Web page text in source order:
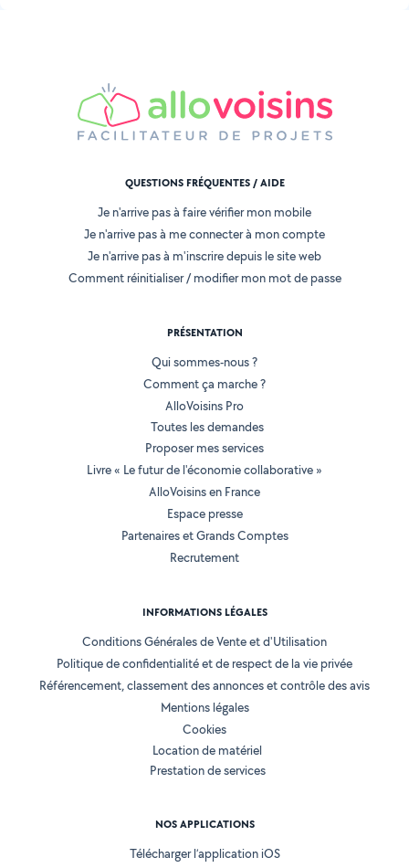
QUESTIONS FRÉQUENTES / AIDE
Je n'arrive pas à faire vérifier mon mobile
Je n'arrive pas à me connecter à mon compte
Je n'arrive pas à m'inscrire depuis le site web
Comment réinitialiser / modifier mon mot de passe
PRÉSENTATION
Qui sommes-nous ?
Comment ça marche ?
AlloVoisins Pro
Toutes les demandes
Proposer mes services
Livre « Le futur de l'économie collaborative »
AlloVoisins en France
Espace presse
Partenaires et Grands Comptes
Recrutement
INFORMATIONS LÉGALES
Conditions Générales de Vente et d'Utilisation
Politique de confidentialité et de respect de la vie privée
Référencement, classement des annonces et contrôle des avis
Mentions légales
Cookies
Location de matériel
Prestation de services
NOS APPLICATIONS
Télécharger l’application iOS